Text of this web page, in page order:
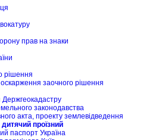
прав на знаки
рішення
заочного рішення
законодавства
акта, проекту землевідведення
проїзний
паспорт Україна